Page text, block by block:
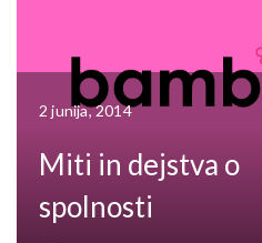
2 junija, 2014
Miti in dejstva o
spolnosti